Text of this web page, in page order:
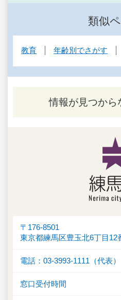
類似
教育 年齢別でさがす
情報が見つから
〒176-8501
東京都練馬区豊玉北6丁目12
電話：03-3993-1111（代表）
窓口受付時間